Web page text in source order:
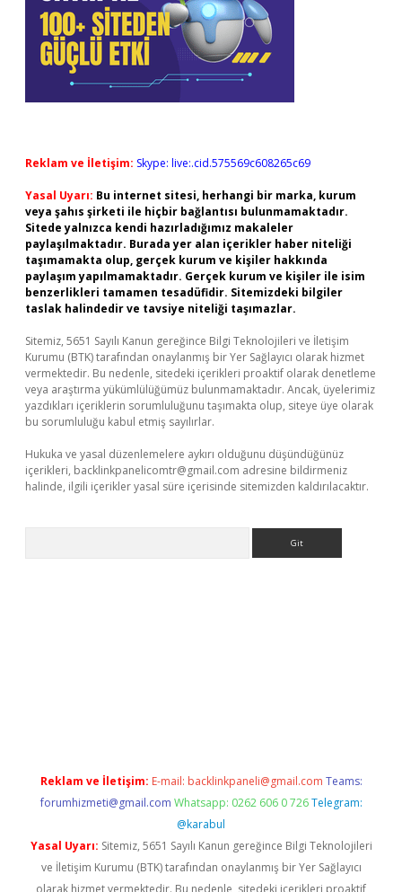
Reklam ve İletişim: Skype: live:.cid.575569c608265c69
Yasal Uyarı: Bu internet sitesi, herhangi bir marka, kurum
veya şahıs şirketi ile hiçbir bağlantısı bulunmamaktadır.
Sitede yalnızca kendi hazırladığımız makaleler
paylaşılmaktadır. Burada yer alan içerikler haber niteliği
taşımamakta olup, gerçek kurum ve kişiler hakkında
paylaşım yapılmamaktadır. Gerçek kurum ve kişiler ile isim
benzerlikleri tamamen tesadüfidir. Sitemizdeki bilgiler
taslak halindedir ve tavsiye niteliği taşımazlar.
Sitemiz, 5651 Sayılı Kanun gereğince Bilgi Teknolojileri ve İletişim
Kurumu (BTK) tarafından onaylanmış bir Yer Sağlayıcı olarak hizmet
vermektedir. Bu nedenle, sitedeki içerikleri proaktif olarak denetleme
veya araştırma yükümlülüğümüz bulunmamaktadır. Ancak, üyelerimiz
yazdıkları içeriklerin sorumluluğunu taşımakta olup, siteye üye olarak
bu sorumluluğu kabul etmiş sayılırlar.
Hukuka ve yasal düzenlemelere aykırı olduğunu düşündüğünüz
içerikleri, backlinkpanelicomtr@gmail.com adresine bildirmeniz
halinde, ilgili içerikler yasal süre içerisinde sitemizden kaldırılacaktır.
Reklam ve İletişim: E-mail: backlinkpaneli@gmail.com Teams:
forumhizmeti@gmail.com Whatsapp: 0262 606 0 726 Telegram:
@karabul
Yasal Uyarı: Sitemiz, 5651 Sayılı Kanun gereğince Bilgi Teknolojileri
ve İletişim Kurumu (BTK) tarafından onaylanmış bir Yer Sağlayıcı
olarak hizmet vermektedir. Bu nedenle, sitedeki içerikleri proaktif